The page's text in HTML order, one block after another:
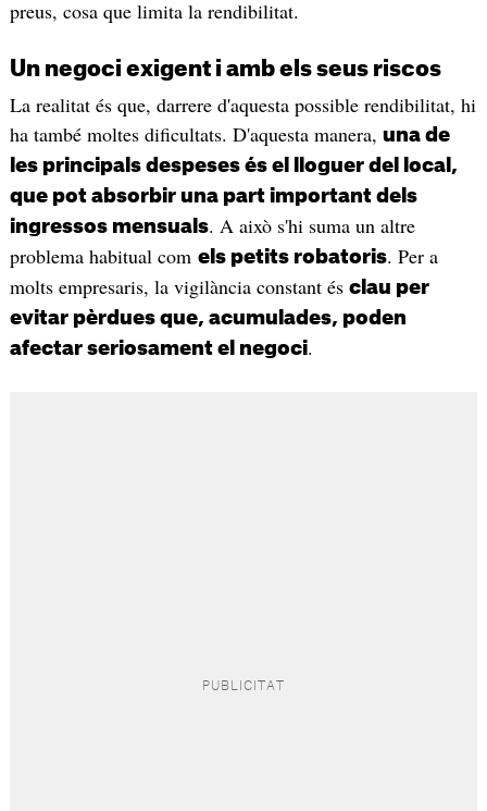
preus, cosa que limita la rendibilitat.
Un negoci exigent i amb els seus riscos
La realitat és que, darrere d'aquesta possible rendibilitat, hi
ha també moltes dificultats. D'aquesta manera, una de
les principals despeses és el lloguer del local,
que pot absorbir una part important dels
ingressos mensuals. A això s'hi suma un altre
problema habitual com els petits robatoris. Per a
molts empresaris, la vigilància constant és clau per
evitar pèrdues que, acumulades, poden
afectar seriosament el negoci.